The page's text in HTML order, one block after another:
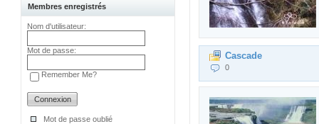
Membres enregistrés
Nom d'utilisateur:
Mot de passe:
Remember Me?
Mot de passe oublié
Cascade
0